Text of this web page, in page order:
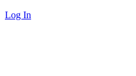
Log In